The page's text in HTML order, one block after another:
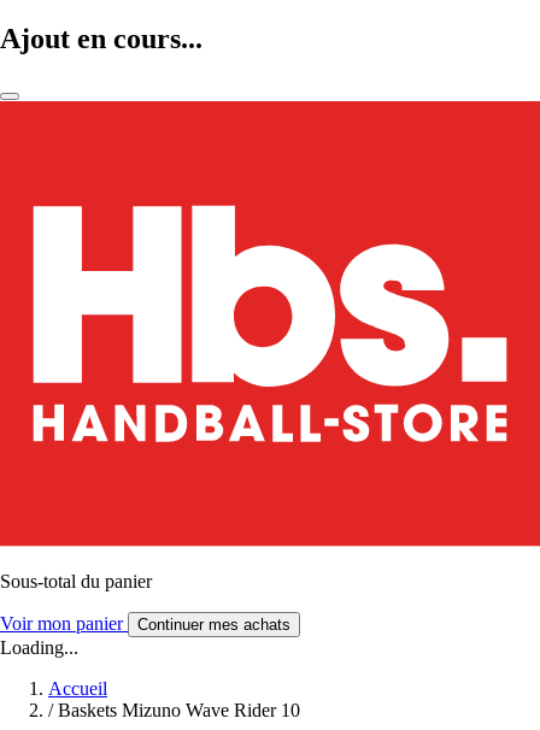
Ajout en cours...
Sous-total du panier
Voir mon panier Continuer mes achats
Loading...
Accueil
/ Baskets Mizuno Wave Rider 10